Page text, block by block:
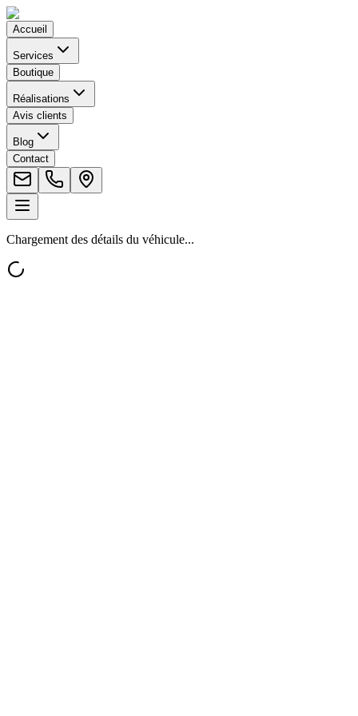
Accueil
Services
Boutique
Réalisations
Avis clients
Blog
Contact
Chargement des détails du véhicule...